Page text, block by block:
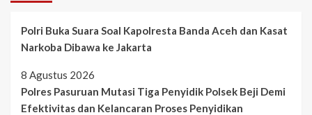
Polri Buka Suara Soal Kapolresta Banda Aceh dan Kasat
Narkoba Dibawa ke Jakarta
8 Agustus 2026
Polres Pasuruan Mutasi Tiga Penyidik Polsek Beji Demi
Efektivitas dan Kelancaran Proses Penyidikan